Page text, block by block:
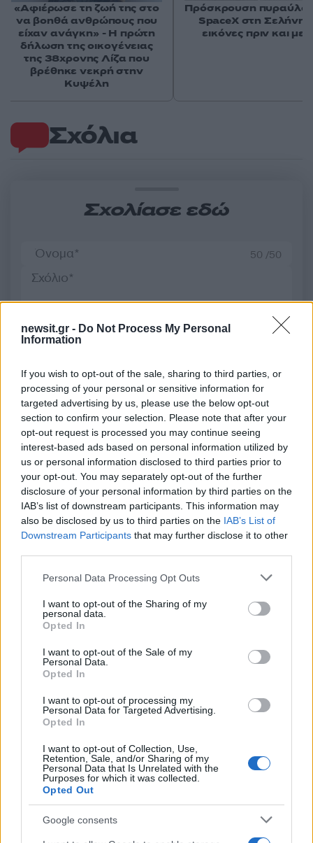
newsit.gr - Do Not Process My Personal
Information
If you wish to opt-out of the sale, sharing to third parties, or
processing of your personal or sensitive information for
targeted advertising by us, please use the below opt-out
section to confirm your selection. Please note that after your
opt-out request is processed you may continue seeing
interest-based ads based on personal information utilized by
us or personal information disclosed to third parties prior to
your opt-out. You may separately opt-out of the further
disclosure of your personal information by third parties on the
IAB’s list of downstream participants. This information may
also be disclosed by us to third parties on the IAB’s List of
Downstream Participants that may further disclose it to other
Please note that this website/app uses one or more Google
not limited to your visit or usage behaviour. You may click to
grant or deny consent to Google and its third-party tags to
use your data for below specified purposes in below Google
consent section.
Personal Data Processing Opt Outs
I want to opt-out of the Sharing of my
personal data.
Opted In
I want to opt-out of the Sale of my
Personal Data.
Opted In
I want to opt-out of processing my
Personal Data for Targeted Advertising.
Opted In
I want to opt-out of Collection, Use,
Retention, Sale, and/or Sharing of my
Personal Data that Is Unrelated with the
Purposes for which it was collected.
Opted Out
Google consents
Σχόλια
Σχολίασε εδώ
50 /50
2000 /2000
Όροι Χρήσης
. Το site προστατεύεται από reCAPTCHA, ισχύουν
Πολιτική Απορρήτου&Όροι Χρήσηςτης Google.
Αθλητικά
NBA CUP
ΓΙΑΝΝΗΣ ΑΝΤΕΤΟΚΟΥΝΜΠΟ
ΜΙΛΓΟΥΟΚΙ ΜΠΑΚΣ
Share:
Ακολουθήστε το Νewsit.gr στο Google News
και
ενημερωθείτε πρώτοι για όλη την ειδησεογραφία και τα
τελευταία νέατης ημέρας
«Αφιέρωσε τη ζωή της στο
να βοηθά ανθρώπους που
είχαν ανάγκη» - Η πρώτη
δήλωση της οικογένειας
της 38χρονης Λίζα που
βρέθηκε νεκρή στην
Κυψέλη
Πρόσκρουση
SpaceX στη Σελήνη:
εικόνες πριν και
Πιο δημοφιλή
Έφυγαν οι συνεργάτες, μένει η Μαρία
«Ελπίδα για τη Δημοκρατία»
Σαμοθράκη: «Μαμά νόμιζες ότι δε θα σε
που έπεσε σε κανάλι με καυτό νερό
Ψάθα: «Δεν υπήρξε τεχνικό πρόβλημα με
τα δύο ελικόπτερα» κατέθεσαν ο Βρετανός
χειριστής και ο Έλληνας διερμηνέας
Mirror: Οι φωτιές στην Αιγιάλεια έκαναν
στάχτη το όνειρο οικογένειας από τη
Βρετανία για μια νέα ζωή στην